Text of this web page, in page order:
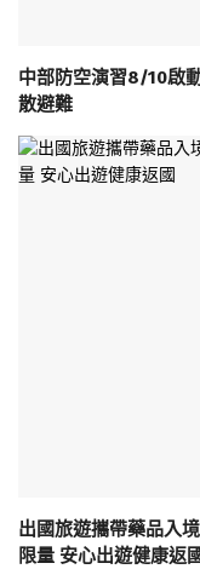
中部防空演習8/10啟
散避難
出國旅遊攜帶藥品入
限量 安心出遊健康返